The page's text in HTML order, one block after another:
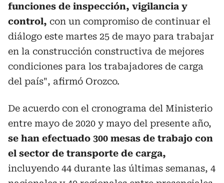
funciones de inspección, vigilancia y
control, con un compromiso de continuar el
diálogo este martes 25 de mayo para trabajar
en la construcción constructiva de mejores
condiciones para los trabajadores de carga
del país", afirmó Orozco.
De acuerdo con el cronograma del Ministerio
entre mayo de 2020 y mayo del presente año,
se han efectuado 300 mesas de trabajo con
el sector de transporte de carga,
incluyendo 44 durante las últimas semanas, 4